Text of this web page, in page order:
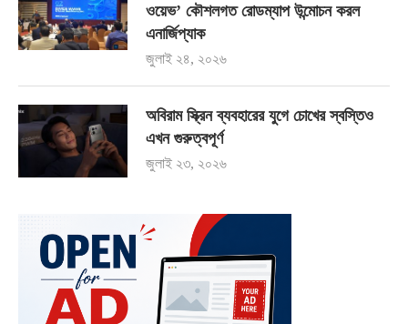
ওয়েভ’ কৌশলগত রোডম্যাপ উন্মোচন করল
এনার্জিপ্যাক
জুলাই ২৪, ২০২৬
অবিরাম স্ক্রিন ব্যবহারের যুগে চোখের স্বস্তিও
এখন গুরুত্বপূর্ণ
জুলাই ২৩, ২০২৬